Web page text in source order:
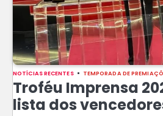
NOTÍCIAS RECENTES TEMPORADA DE
Troféu Imprensa
lista dos